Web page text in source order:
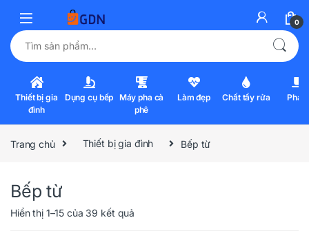
0
Tìm kiếm:
Thiết bị gia
đình
Dụng cụ bếp Máy pha cà
phê
Làm đẹp Chất tẩy rửa Pha
Trang chủ Thiết bị gia đình Bếp từ
Bếp từ
Hiển thị 1–15 của 39 kết quả